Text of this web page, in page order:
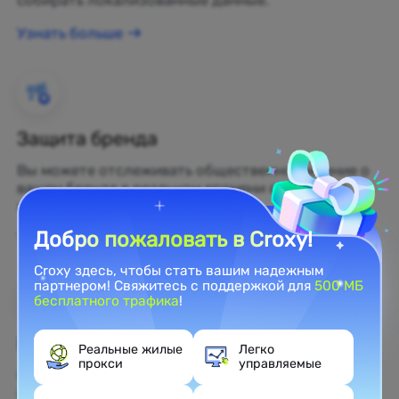
Узнать больше
Защита бренда
Вы можете отслеживать общественное мнение о
вашем бренде в реальном времени с помощью
жилых прокси.
Узнать больше
Веб-скрейпинг
Собирайте нераскрытые данные и превращайте
их в прибыльные бизнес-решения.
Добро пожаловать в Croxy!
Croxy здесь, чтобы стать вашим надежным
партнером! Свяжитесь с поддержкой для500 МБ
бесплатного трафика!
Реальные жилые
прокси
Легко
управляемые